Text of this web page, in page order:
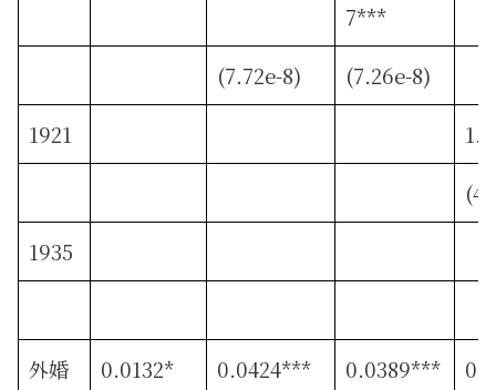
7***
(7.72e-8) (7.26e-8)
1921
1935
外婚 0.0132* 0.0424*** 0.0389***